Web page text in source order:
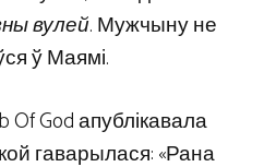
вулей. Мужчыну не
ў Маямі.
God апублікавала
гаварылася: «Рана